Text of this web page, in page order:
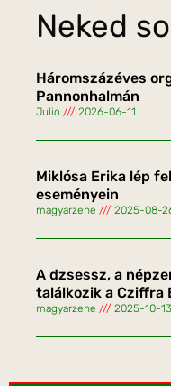
Neked
Háromszázéves
Pannonhalmán
Julio 2026-06-11
Miklósa Erika lép
eseményein
magyarzene 2025-08-
A dzsessz, a
találkozik a Cziffra
magyarzene 2025-10-13